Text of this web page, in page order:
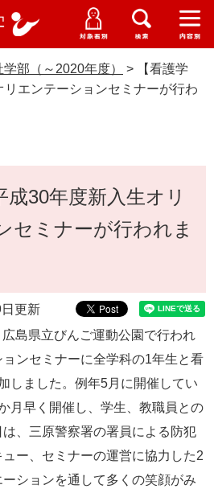
ニ
ー
ニ
ー
ニ
ュ
ー
生特設サイト
版大学案内
請求
すべて ページ PDF
流
部（～2020年度） >
【看護学
エンテーションセミナーが行わ
成30年度新入生オリ
セミナーが行われま
更新
島県立びんご運動公園で行われ
ンセミナーに全学科の1年生と看
しました。例年5月に開催してい
月早く開催し、学生、教職員との
、三原警察署の署員による防犯
ー、セミナーの運営に協力した2
ションを通して多くの笑顔がみ